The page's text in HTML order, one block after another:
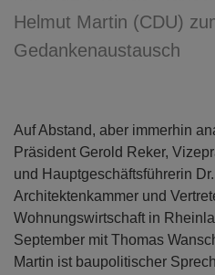
Helmut Martin (CDU)
Gedankenaustausch
Auf Abstand, aber immerhin
Präsident Gerold Reker,
und Hauptgeschäftsführerin
Architektenkammer und
Wohnungswirtschaft in
September mit Thomas
Martin ist baupolitischer